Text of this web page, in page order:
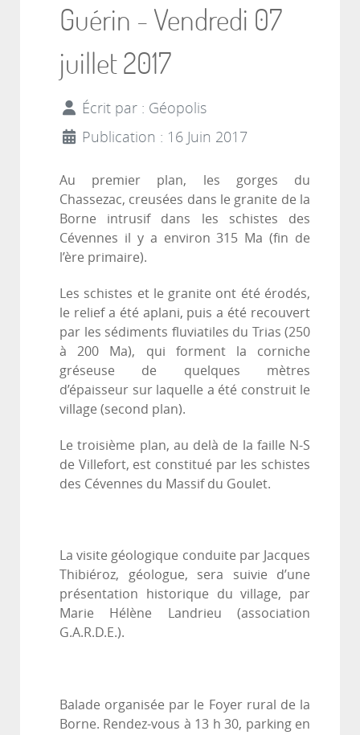
Guérin - Vendredi 07
juillet 2017
Écrit par : Géopolis
Publication : 16 Juin 2017
Au premier plan, les gorges du
Chassezac, creusées dans le granite de la
Borne intrusif dans les schistes des
Cévennes il y a environ 315 Ma (fin de
l’ère primaire).
Les schistes et le granite ont été érodés,
le relief a été aplani, puis a été recouvert
par les sédiments fluviatiles du Trias (250
à 200 Ma), qui forment la corniche
gréseuse de quelques mètres
d’épaisseur sur laquelle a été construit le
village (second plan).
Le troisième plan, au delà de la faille N-S
de Villefort, est constitué par les schistes
des Cévennes du Massif du Goulet.
La visite géologique conduite par Jacques
Thibiéroz, géologue, sera suivie d’une
présentation historique du village, par
Marie Hélène Landrieu (association
G.A.R.D.E.).
Balade organisée par le Foyer rural de la
Borne. Rendez-vous à 13 h 30, parking en